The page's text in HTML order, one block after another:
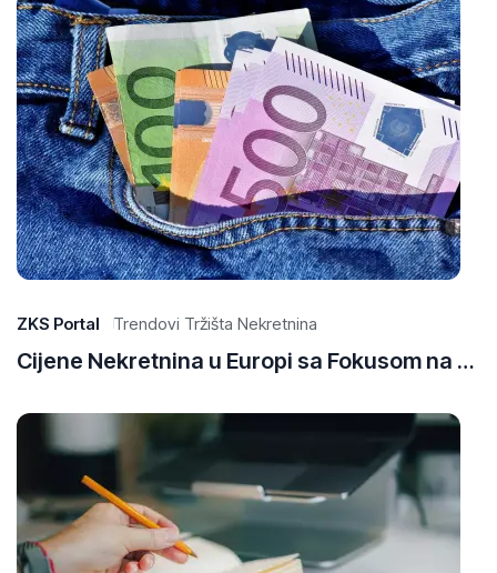
ZKS Portal Trendovi Tržišta Nekretnina
Cijene Nekretnina u Europi sa Fokusom na Bosnu i Hercegovinu